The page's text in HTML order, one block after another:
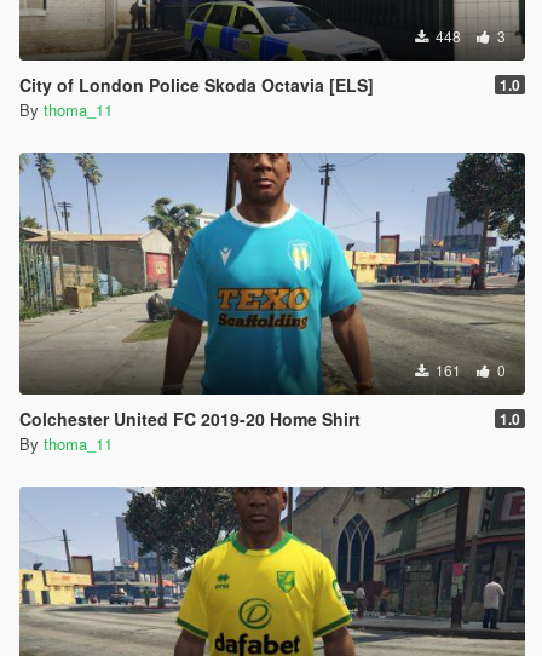
448 3
City of London Police Skoda Octavia [ELS] 1.0
By thoma_11
161 0
Colchester United FC 2019-20 Home Shirt 1.0
By thoma_11